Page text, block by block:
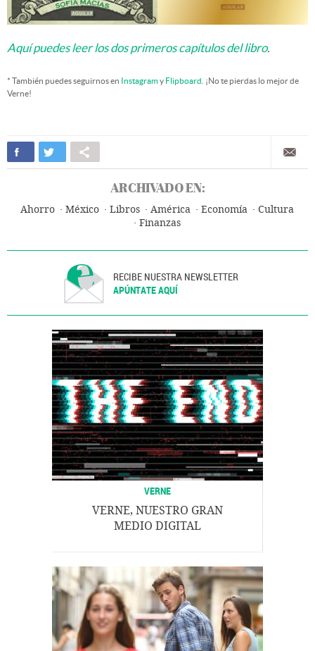
Aquí puedes leer los dos primeros capítulos del libro.
* También puedes seguirnos en Instagramy Flipboard . ¡No te pierdas lo mejor de
Verne!
ARCHIVADO EN:
Ahorro México Libros América Economía
Cultura
Finanzas
RECIBE NUESTRA NEWSLETTER
APÚNTATE AQUÍ
VERNE
VERNE, NUESTRO GRAN
MEDIO DIGITAL